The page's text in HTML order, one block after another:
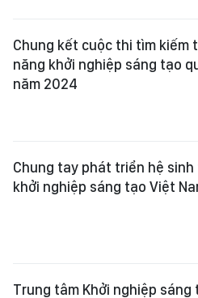
Chung kết cuộc thi tìm kiếm
năng khởi nghiệp sáng tạo
năm 2024
Chung tay phát triển hệ sinh
khởi nghiệp sáng tạo Việt
Trung tâm Khởi nghiệp sáng